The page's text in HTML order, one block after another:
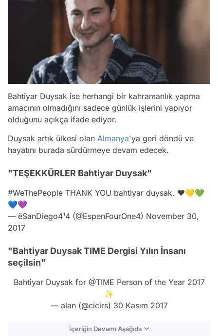
Bahtiyar Duysak ise herhangi bir kahramanlık yapma
amacının olmadığını sadece günlük işlerini yapıyor
olduğunu açıkça ifade ediyor.
Duysak artık ülkesi olan Almanya'ya geri döndü ve
hayatını burada sürdürmeye devam edecek.
"TEŞEKKÜRLER Bahtiyar Duysak"
#WeThePeople THANK YOU bahtiyar duysak. ❤💛💚
💙💜
— ëSanDiego4¹4 (@EspenFourOne4) November 30,
2017
"Bahtiyar Duysak TIME Dergisi Yılın İnsanı
seçilsin"
Bahtiyar Duysak for @TIME Person of the Year 2017
✨
— alan (@cicirs) 30 Kasım 2017
İçeriğin Devamı Aşağıda